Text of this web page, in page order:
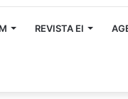
REVISTA EI